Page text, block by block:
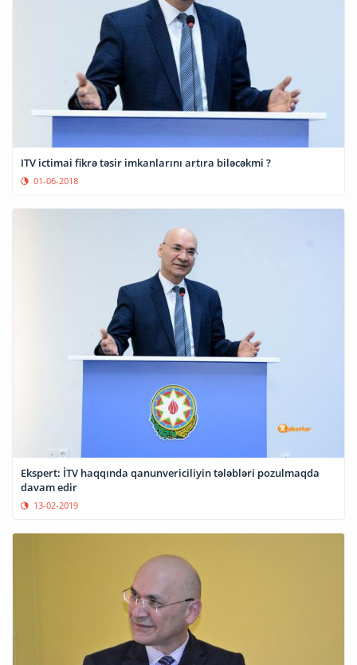
ITV ictimai fikrə təsir imkanlarını artıra biləcəkmi ?
01-06-2018
Ekspert: İTV haqqında qanunvericiliyin tələbləri pozulmaqda
davam edir
13-02-2019